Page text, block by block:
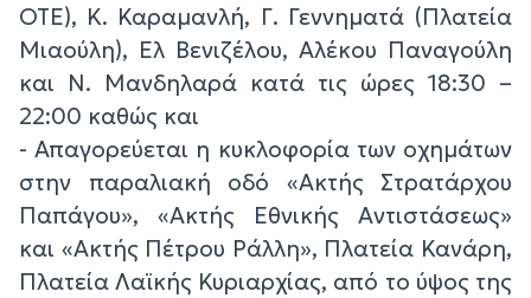
ΟΤΕ), Κ. Καραμανλή, Γ. Γεννηματά (Πλατεία
Μιαούλη), Ελ Βενιζέλου, Αλέκου Παναγούλη
και Ν. Μανδηλαρά κατά τις ώρες 18:30 –
22:00 καθώς και
- Απαγορεύεται η κυκλοφορία των οχημάτων
στην παραλιακή οδό «Ακτής Στρατάρχου
Παπάγου», «Ακτής Εθνικής Αντιστάσεως»
και «Ακτής Πέτρου Ράλλη», Πλατεία Κανάρη,
Πλατεία Λαϊκής Κυριαρχίας, από το ύψος της